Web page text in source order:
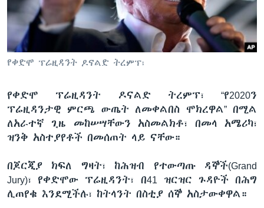
ቋንቋዎች
የቀድሞ ፕሬዚዳንት ዶናልድ ትረምፕ፣
የቀድሞ ፕሬዚዳንት ዶናልድ ትረምፕ፣ “የ2020ን
ፕሬዚዳንታዊ ምርጫ ውጤት ለመቀልበስ ሞክረዋል” በሚል
ለአራተኛ ጊዜ መከሠሣቸውን አስመልክቶ፣ በመላ አሜሪካ፣
ዝንቅ አስተያየቶች በመሰጠት ላይ ናቸው።
በጆርጂያ ክፍለ ግዛት፣ ከሕዝብ የተውጣጡ ዳኞች(Grand
Jury)፣ የቀድሞው ፕሬዚዳንት፣ በ41 ዝርዝር ጉዳዮች በሕግ
ሊጠየቁ እንደሚችሉ፣ ከትላንት በስቲያ ሰኞ አስታውቀዋል።